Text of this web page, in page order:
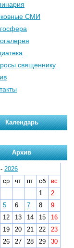
СМИ
священнику
Календарь
Архив
- 2026
ср чт пт сб
вс
1
2
5 6 7 8
9
12 13 14 15
16
19 20 21 22
23
26 27 28 29
30